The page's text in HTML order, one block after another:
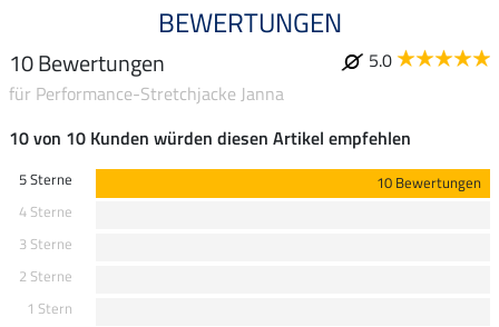
BEWERTUNGEN
10 Bewertungen
5.0
für Performance-Stretchjacke Janna
10 von 10 Kunden würden diesen Artikel empfehlen
5 Sterne
10 Bewertungen
4 Sterne
3 Sterne
2 Sterne
1 Stern